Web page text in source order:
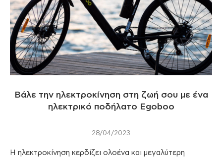
Βάλε την ηλεκτροκίνηση στη ζωή σου με ένα
ηλεκτρικό ποδήλατο Egoboo
28/04/2023
H ηλεκτροκίνηση κερδίζει ολοένα και μεγαλύτερη